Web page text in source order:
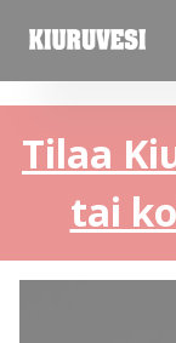
Tilaa
tai